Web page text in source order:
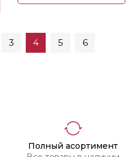
3 4 5
6
Полный асортимент